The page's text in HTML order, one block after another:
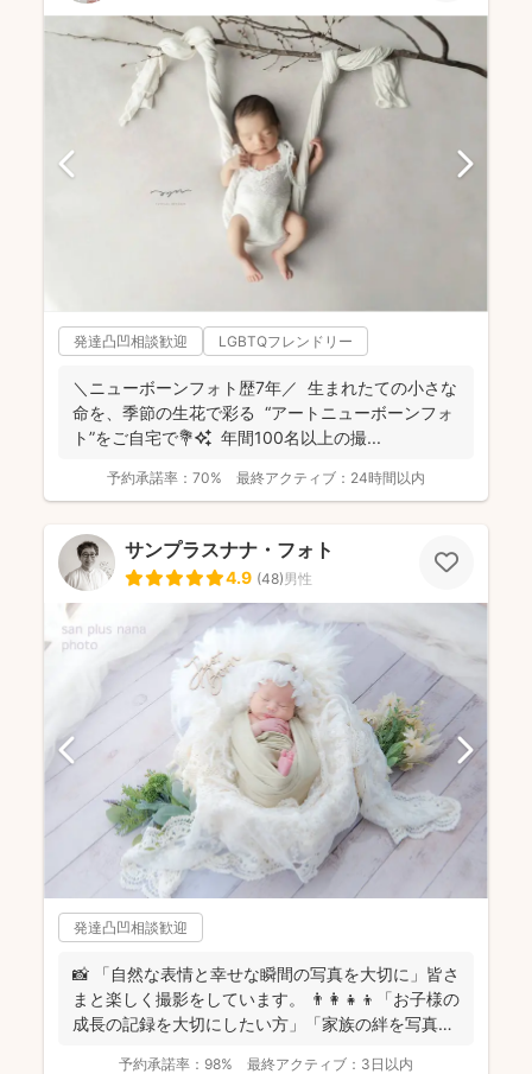
発達凸凹相談歓迎 LGBTQフレンドリー
＼ニューボーンフォト歴7年／ 生まれたての小さな
命を、季節の生花で彩る “アートニューボーンフォ
ト”をご自宅で💐✨ 年間100名以上の撮...
予約承諾率： 70% 最終アクティブ： 24時間以内
サンプラスナナ・フォト
4.9 (48)男性
発達凸凹相談歓迎
📸 「自然な表情と幸せな瞬間の写真を大切に」皆さ
まと楽しく撮影をしています。 👨‍👩‍👧‍👦「お子様の
成長の記録を大切にしたい方」「家族の絆を写真に
予約承諾率： 98% 最終アクティブ： 3日以内